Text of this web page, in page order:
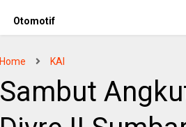
Otomotif
Home KAI
Sambut